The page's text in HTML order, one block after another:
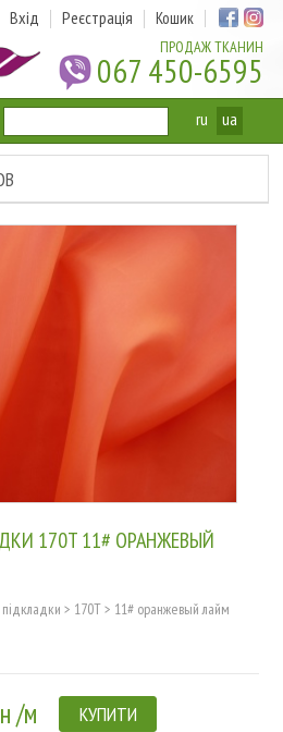
ПРОДАЖ ТКАНИН
067 450-6595
Вхід Реєстрація Кошик
ru ua
170T 11# ОРАНЖЕВЫЙ
> 170T> 11# оранжевый лайм
/м КУПИТИ